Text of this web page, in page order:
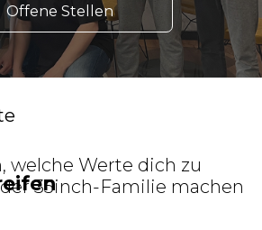
Offene Stellen
welche Werte dich zu
35inch-Familie machen